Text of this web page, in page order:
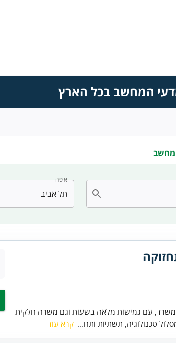
המחשב בכל הארץ
איפה
עם גמישות מלאה בשעות וגם משרה חלקית
טכנולוגיה, תשתיות ותח... קרא עוד